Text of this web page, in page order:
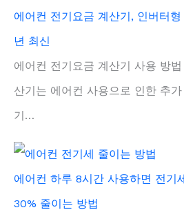
에어컨 전기요금 계산기, 인버터
년 최신
에어컨 전기요금 계산기 사용 방
산기는 에어컨 사용으로 인한 추
기…
에어컨 하루 8시간 사용하면 전기
30% 줄이는 방법